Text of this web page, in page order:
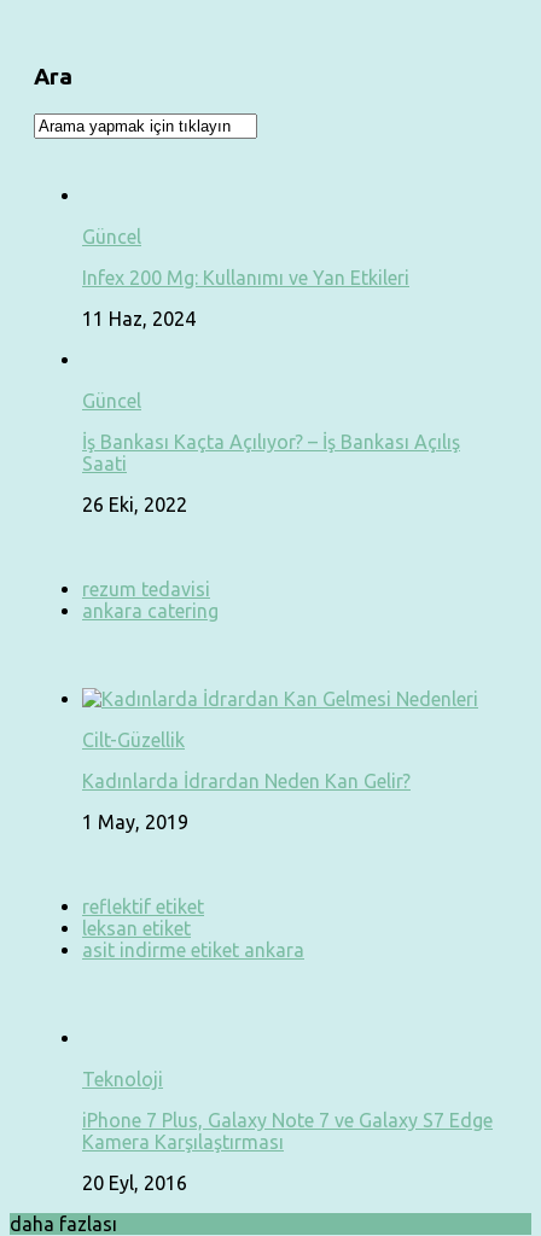
Ara
Güncel
Infex 200 Mg: Kullanımı ve Yan Etkileri
11 Haz, 2024
Güncel
İş Bankası Kaçta Açılıyor? – İş Bankası Açılış
Saati
26 Eki, 2022
rezum tedavisi
ankara catering
Cilt-Güzellik
Kadınlarda İdrardan Neden Kan Gelir?
1 May, 2019
reflektif etiket
leksan etiket
asit indirme etiket ankara
Teknoloji
iPhone 7 Plus, Galaxy Note 7 ve Galaxy S7 Edge
Kamera Karşılaştırması
20 Eyl, 2016
daha fazlası